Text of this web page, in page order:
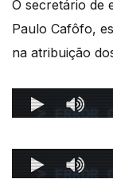
O secretário de
Paulo Cafôfo,
na atribuição